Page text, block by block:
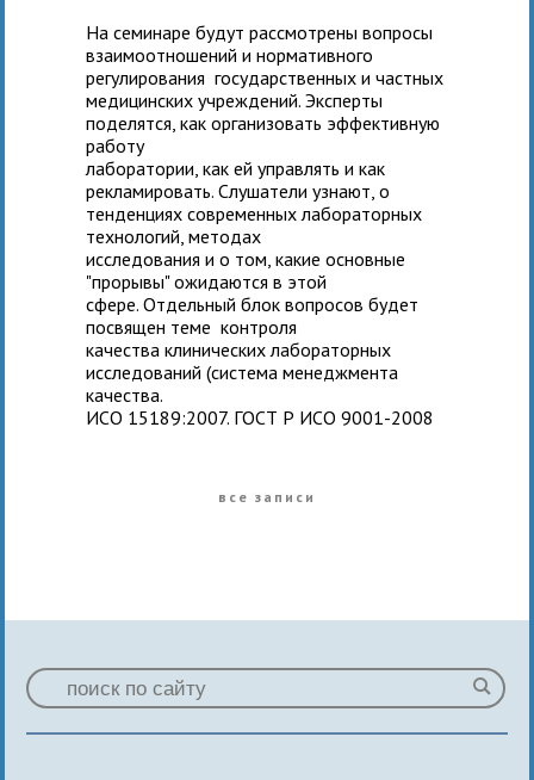
На семинаре будут рассмотрены вопросы
взаимоотношений и нормативного
регулирования государственных и частных
медицинских учреждений. Эксперты
поделятся, как организовать эффективную
работу
лаборатории, как ей управлять и как
рекламировать. Слушатели узнают, о
тенденциях современных лабораторных
технологий, методах
исследования и о том, какие основные
"прорывы" ожидаются в этой
сфере. Отдельный блок вопросов будет
посвящен теме контроля
качества клинических лабораторных
исследований (система менеджмента
качества.
ИСО 15189:2007. ГОСТ Р ИСО 9001-2008
все записи